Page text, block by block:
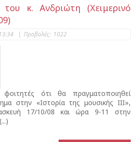
κ. Ανδριώτη (Χειμερινό
| Προβολές: 1022
ότι θα πραγματοποιηθεί
στην «Ιστορία της μουσικής ΙΙΙ»,
17/10/08 και ώρα 9-11 στην